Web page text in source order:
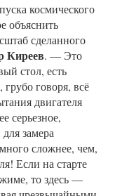
космического
объяснить
сделанного
Киреев. — Это
стол, есть
говоря, всё
двигателя
серьезное,
замера
сложнее, чем,
Если на старте
то здесь —